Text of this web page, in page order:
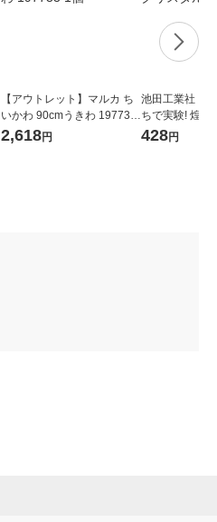
【アウトレット】マルカ ち
いかわ 90cmうきわ 197733
1個
2,618円
池田工業社 こ
ちで実験! 煌め
780 1個
428円